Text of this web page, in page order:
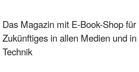
Das Magazin mit E-Book-Shop
Zukünftiges in allen Medien und
Technik